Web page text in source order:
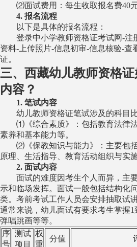
⑵面试费用：每生收取报名费40元
4. 报名流程
以下是具体的报名流程：
登录中小学教师资格证考试网-注
资料-上传照片-信息初审-信息核验-查
证。
三、西藏幼儿教师资格
内容？
1. 笔试内容
幼儿教师资格证笔试涉及的科目
⑴《综合素质》：包括教育法律
素养和基本能力等。
⑵《保教知识与能力》：主要包
原理、生活指导、教育活动组织与实施
2. 面试内容
面试的难度因考生个人而异，主
示和临场发挥。面试一般包括结构化
类。考前考试工作人员会安排抽取试
通常来说，幼儿面试有要求考生掌握
弹唱跳画等等。
序
号
测试
项目
权
重
分值